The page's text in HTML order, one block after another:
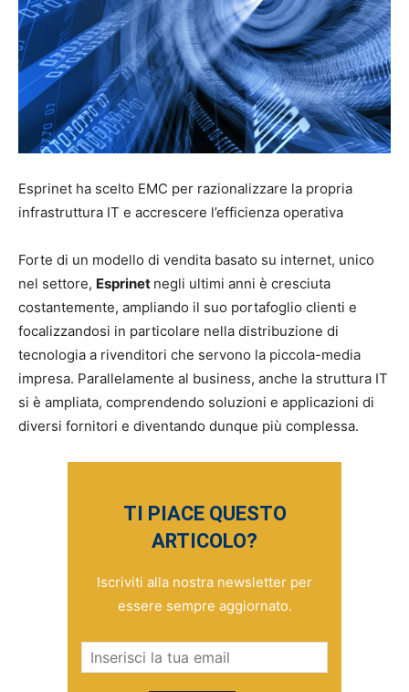
Esprinet ha scelto EMC per razionalizzare la propria
infrastruttura IT e accrescere l’efficienza operativa
Forte di un modello di vendita basato su internet, unico
nel settore, Esprinet negli ultimi anni è cresciuta
costantemente, ampliando il suo portafoglio clienti e
focalizzandosi in particolare nella distribuzione di
tecnologia a rivenditori che servono la piccola-media
impresa. Parallelamente al business, anche la struttura IT
si è ampliata, comprendendo soluzioni e applicazioni di
diversi fornitori e diventando dunque più complessa.
TI PIACE QUESTO
ARTICOLO?
Iscriviti alla nostra newsletter per
essere sempre aggiornato.